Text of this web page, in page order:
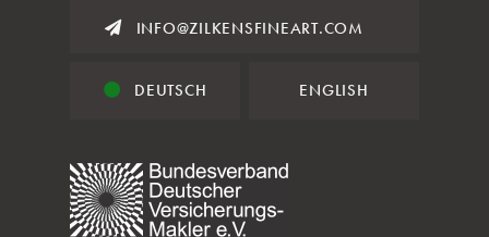
INFO@ZILKENSFINEART.COM
DEUTSCH ENGLISH